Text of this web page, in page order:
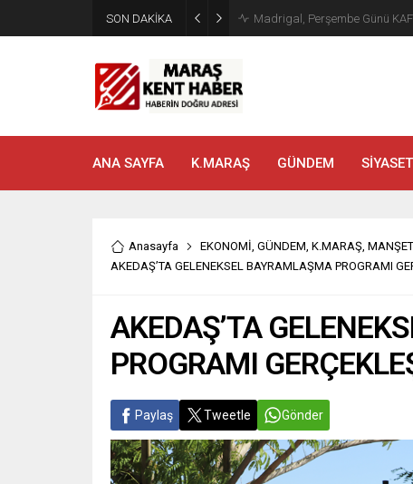
SON DAKİKA Madrigal, Perşembe Günü
ANA SAYFA K.MARAŞ GÜNDEM SİYASET
Anasayfa EKONOMİ, GÜNDEM, K.MARAŞ, MANŞET
AKEDAŞ’TA GELENEKSEL BAYRAMLAŞMA PROGRAMI
AKEDAŞ’TA
PROGRAMI
Paylaş Tweetle Gönder